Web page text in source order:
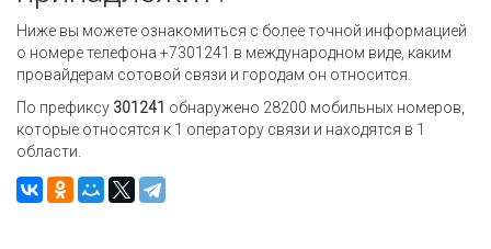
Ниже вы можете ознакомиться с более точной информацией
о номере телефона +7301241 в международном виде, каким
провайдерам сотовой связи и городам он относится.
По префиксу 301241 обнаружено 28200 мобильных номеров,
которые относятся к 1 оператору связи и находятся в 1
области.